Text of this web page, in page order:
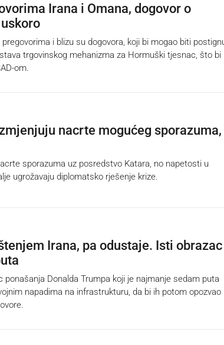
Irana i Omana, dogovor o
i blizu su dogovora, koji bi mogao biti
trgovinskog mehanizma za Hormuški tjesnac, što bi
om.
nacrte mogućeg sporazuma,
sporazuma uz posredstvo Katara, no napetosti u
ugrožavaju diplomatsko rješenje krize.
Irana, pa odustaje. Isti obrazac
ponašanja Donalda Trumpa koji je najmanje sedam puta
napadima na infrastrukturu, da bi ih potom opozvao